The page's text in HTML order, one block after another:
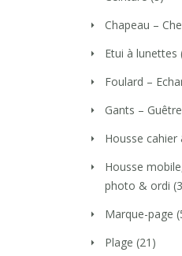
Chapeau –
Etui à lunettes
Foulard –
Gants –
Housse
Housse
photo & ordi
Marque-page
Plage (21)